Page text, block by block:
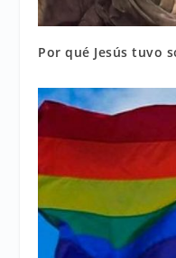
Por qué Jesús tuvo